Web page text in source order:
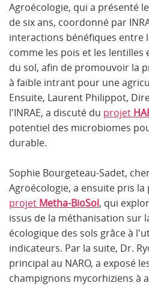
Agroécologie, qui a présenté
de six ans, coordonné par
interactions bénéfiques entre
comme les pois et les lentilles
du sol, afin de promouvoir la
à faible intrant pour une
Ensuite, Laurent Philippot,
l'INRAE, a discuté du projet
potentiel des microbiomes
durable.
Sophie Bourgeteau-Sadet,
Agroécologie, a ensuite pris
projet Metha-BioSol, qui
issus de la méthanisation sur
écologique des sols grâce à
indicateurs. Par la suite, Dr.
principal au NARO, a exposé
champignons mycorhiziens à